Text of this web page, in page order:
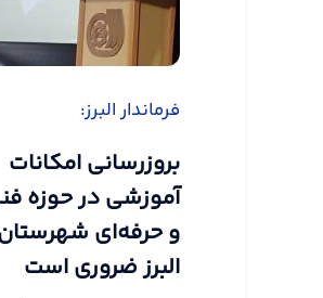
فرماندار البرز:
بروزرسانی امکانات
آموزشی در حوزه
و حرفه‌ای
البرز ضروری است